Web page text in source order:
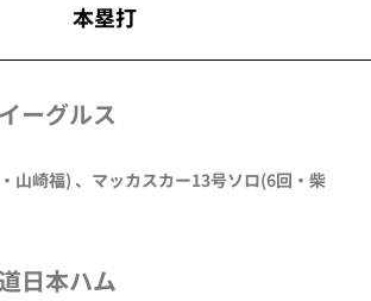
本塁打
ーグルス
山崎福) 、 マッカスカー13号ソロ(6回・ 柴
日本ハム